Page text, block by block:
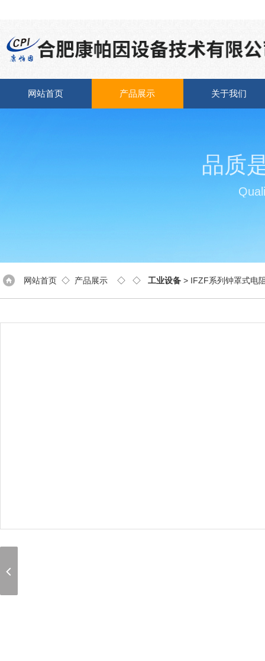
网站首页 产品展示 关于我们
品质
网站首页 ◇ 产品展示 ◇ ◇ 工业设备 > IFZF系列钟罩式电